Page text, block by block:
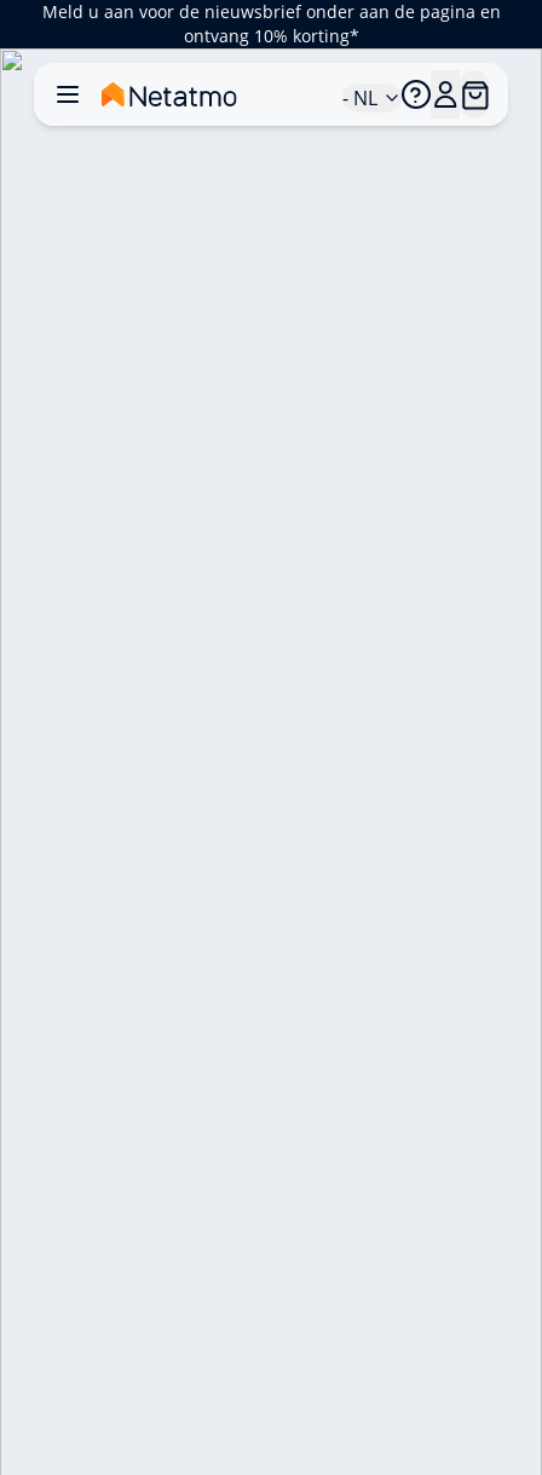
Meld u aan voor de nieuwsbrief onder aan de pagina en
ontvang 10% korting*
- NL